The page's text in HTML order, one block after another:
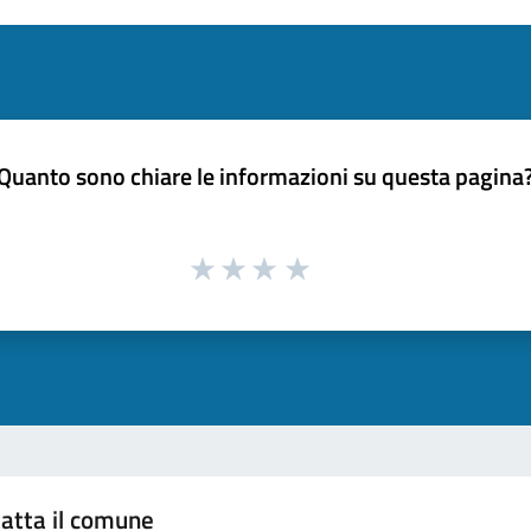
sono chiare le informazioni su questa
il comune